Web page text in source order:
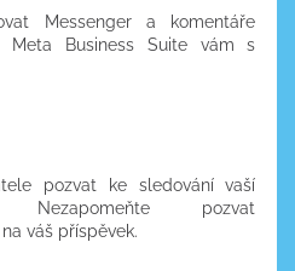
Messenger a komentáře
Meta Business Suite vám s
pozvat ke sledování vaší
pozvat
váš příspěvek.